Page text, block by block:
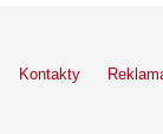
Kontakty